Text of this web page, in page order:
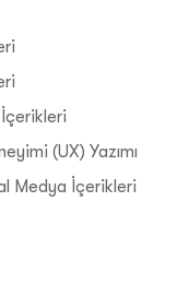
(UX) Yazımı
Medya İçerikleri